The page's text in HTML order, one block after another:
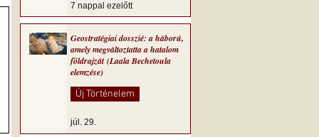
7 nappal ezelőtt
Geostratégiai dosszié: a háború,
amely megváltoztatta a hatalom
földrajzát (Laala Bechetoula
elemzése)
Új Történelem
júl. 29.